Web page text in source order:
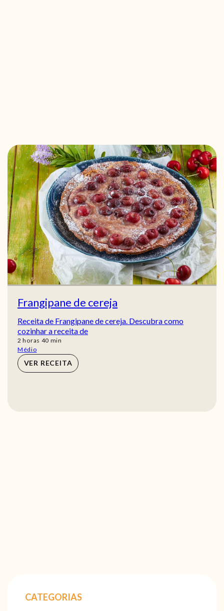
Frangipane de cereja
Receita de Frangipane de cereja. Descubra como
cozinhar a receita de
2 horas
horas 40 min
min
Médio
VER RECEITA
CATEGORIAS